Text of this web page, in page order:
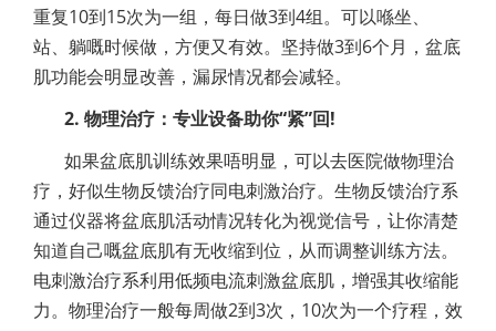
重复10到15次为一组，每日做3到4组。可以喺坐、
站、躺嘅时候做，方便又有效。坚持做3到6个月，盆底
肌功能会明显改善，漏尿情况都会减轻。
2. 物理治疗：专业设备助你“紧”回!
如果盆底肌训练效果唔明显，可以去医院做物理治
疗，好似生物反馈治疗同电刺激治疗。生物反馈治疗系
通过仪器将盆底肌活动情况转化为视觉信号，让你清楚
知道自己嘅盆底肌有无收缩到位，从而调整训练方法。
电刺激治疗系利用低频电流刺激盆底肌，增强其收缩能
力。物理治疗一般每周做2到3次，10次为一个疗程，效